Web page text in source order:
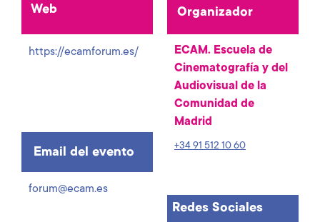
Web
https://ecamforum.es/
Email del evento
forum@ecam.es
Organizador
ECAM. Escuela de
Cinematografía y del
Audiovisual de la
Comunidad de
Madrid
+34 91 512 10 60
Redes Sociales